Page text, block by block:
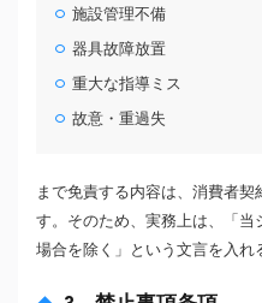
施設管理不備
器具故障放置
重大な指導ミス
故意・重過失
まで免責する内容は、消費者
す。そのため、実務上は、「
場合を除く」という文言を入れ